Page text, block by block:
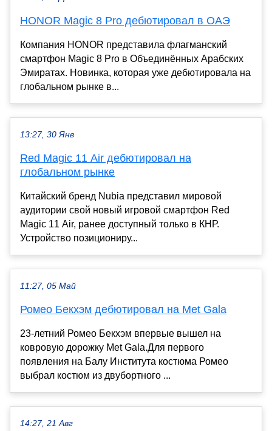
HONOR Magic 8 Pro дебютировал в ОАЭ
Компания HONOR представила флагманский
смартфон Magic 8 Pro в Объединённых Арабских
Эмиратах. Новинка, которая уже дебютировала на
глобальном рынке в...
13:27, 30 Янв
Red Magic 11 Air дебютировал на
глобальном рынке
Китайский бренд Nubia представил мировой
аудитории свой новый игровой смартфон Red
Magic 11 Air, ранее доступный только в КНР.
Устройство позициониру...
11:27, 05 Май
Ромео Бекхэм дебютировал на Met Gala
23-летний Ромео Бекхэм впервые вышел на
ковровую дорожку Met Gala.Для первого
появления на Балу Института костюма Ромео
выбрал костюм из двубортного ...
14:27, 21 Авг